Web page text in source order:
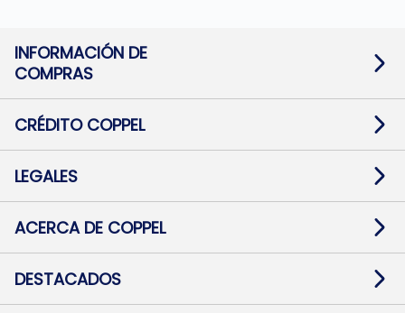
INFORMACIÓN DE
COMPRAS
Términos y condiciones
Botón de arrepentimiento
Mapa de sitio
CRÉDITO COPPEL
Solicitar Crédito
Medios de Pago
Pago Fácil Online
LEGALES
Baja contratos
Defensa al consumidor CABA
ACERCA DE COPPEL
Trabajá con Nosotros
Preguntas Frecuentes
DESTACADOS